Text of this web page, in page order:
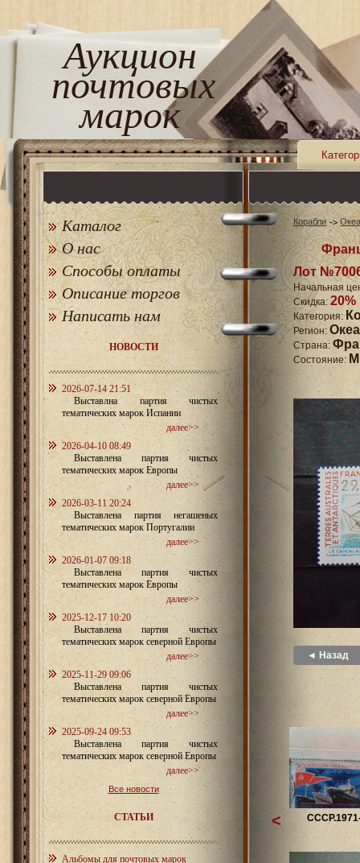
Аукцион
почтовых
марок
Каталог
О нас
Способы оплаты
Описание торгов
Написать нам
НОВОСТИ
2026-07-14 21:51
Выставлна партия чистых
тематических марок Испании
далее>>
2026-04-10 08:49
Выставлена партия чистых
тематических марок Европы
далее>>
2026-03-11 20:24
Выставлена партия негашеных
тематических марок Португалии
далее>>
2026-01-07 09:18
Выставлена партия чистых
тематических марок Европы
далее>>
2025-12-17 10:20
Выставлена партия чистых
тематических марок северной Европы
далее>>
2025-11-29 09:06
Выставлена партия чистых
тематических марок северной Европы
далее>>
2025-09-24 09:53
Выставлена партия чистых
тематических марок северной Европы
далее>>
Все новости
СТАТЬИ
Альбомы для почтовых марок
Корабли
Лот
Начальная
Скидка: 20%
Категория:
Регион:
Страна:
Состояние:
◄ Назад
<